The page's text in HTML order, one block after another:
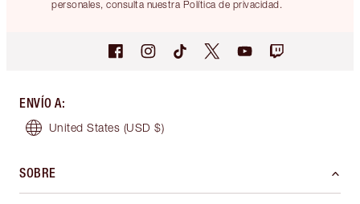
personales, consulta nuestra Política de privacidad.
ENVÍO A:
United States (USD $)
SOBRE